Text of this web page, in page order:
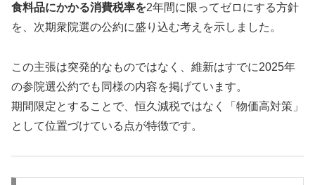
食料品にかかる消費税率を2年間に限ってゼロにする方針
を、次期衆院選の公約に盛り込む考えを示しました。
この主張は突発的なものではなく、維新はすでに2025年
の参院選公約でも同様の内容を掲げています。
期間限定とすることで、恒久減税ではなく「物価高対策」
として位置づけている点が特徴です。